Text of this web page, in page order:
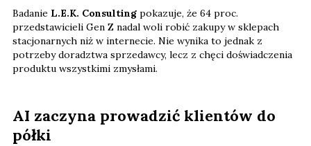
Badanie L.E.K. Consulting pokazuje, że 64 proc.
przedstawicieli Gen Z nadal woli robić zakupy w sklepach
stacjonarnych niż w internecie. Nie wynika to jednak z
potrzeby doradztwa sprzedawcy, lecz z chęci doświadczenia
produktu wszystkimi zmysłami.
AI zaczyna prowadzić klientów do
półki